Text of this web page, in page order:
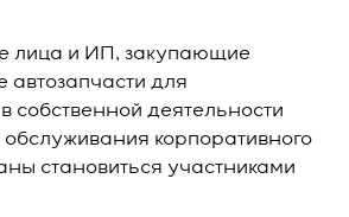
лица и ИП, закупающие
для
собственной деятельности
корпоративного
становиться участниками